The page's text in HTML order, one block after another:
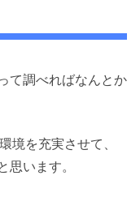
て調べればなんとか
境を充実させて、
思います。